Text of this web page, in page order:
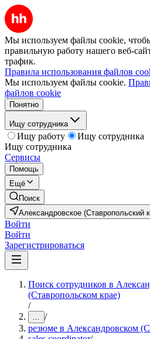
Мы используем файлы cookie,
правильную работу нашего веб-
трафик.
Правила использования файлов
Мы используем файлы cookie.
файлов cookie
Понятно
Ищу сотрудника
Ищу работу
Ищу сотрудника
Ищу сотрудника
Сервисы
Помощь
Ещё
Поиск
Александровское (Ставропольский
Войти
Войти
Зарегистрироваться
Поиск сотрудников в
(Ставропольском крае)
/
... /
резюме в Александровском